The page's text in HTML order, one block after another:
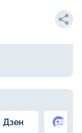
Дзен